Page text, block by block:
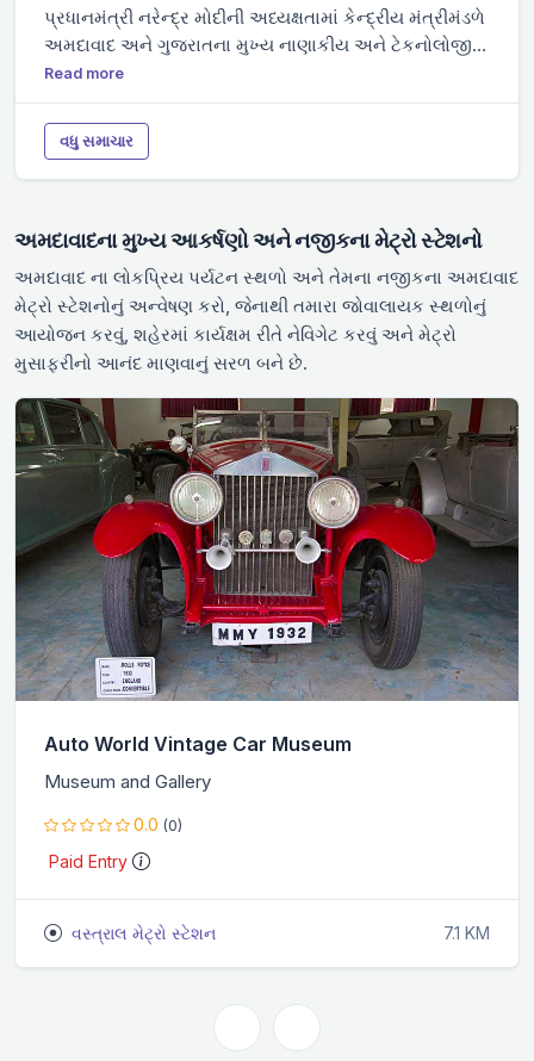
અમદાવાદ મેટ્રો ફેઝ-2 પ્રોજેક્ટ માટે છે, જ્યારે 24 આગામી
સુરત મેટ્રો સિસ્ટમ માટે તૈનાત કરવામાં આવશે. આ ટ્રેન સેટ
કોલકાતાના ટીટાગઢ ઉત્પાદન એકમમાં બનાવવામાં આવી રહ્યા
છે. અધિકારીઓએ જણાવ્યું હતું કે આ ખરીદી ગુજરાતમાં જાહેર
પરિવહન માળખાને મજબૂત બનાવવાના પ્રયાસોનો એક ભાગ
છે અને તેનાથી ઉત્પાદન ક્ષેત્રમાં રોજગાર અને કૌશલ્ય
વિકાસને વેગ મળશે, તેમજ આયાત પર નિર્ભરતા ઓછી થશે તેવી
પ્રધાનમંત્રી નરેન્દ્ર મોદીની અધ્યક્ષતામાં કેન્દ્રીય મંત્રીમંડળે
અમદાવાદ અને ગુજરાતના મુખ્ય નાણાકીય અને ટેકનોલોજી
હબ ગિફ્ટ સિટી વચ્ચે જોડાણને મજબૂત બનાવવા માટે રચાયેલ
એક મહત્વપૂર્ણ મેટ્રો રેલ વિસ્તરણને મંજૂરી આપી છે. ગિફ્ટ
સિટીથી શાહપુર સુધી ફેલાયેલો આ નવો કોરિડોર 3.33
કિલોમીટર લાંબો હશે અને તેમાં ત્રણ એલિવેટેડ સ્ટેશનો હશે,
જે ગુજરાતના મેટ્રો નેટવર્કને વધુ વિસ્તૃત કરશે.
Read more
વધુ સમાચાર
અમદાવાદના મુખ્ય આકર્ષણો અને નજીકના મેટ્રો સ્ટેશનો
અમદાવાદ ના લોકપ્રિય પર્યટન સ્થળો અને તેમના નજીકના અમદાવાદ
મેટ્રો સ્ટેશનોનું અન્વેષણ કરો, જેનાથી તમારા જોવાલાયક સ્થળોનું
આયોજન કરવું, શહેરમાં કાર્યક્ષમ રીતે નેવિગેટ કરવું અને મેટ્રો
મુસાફરીનો આનંદ માણવાનું સરળ બને છે.
Auto World Vintage Car Museum
Museum and Gallery
0.0 (0)
Paid Entry
વસ્ત્રાલ મેટ્રો સ્ટેશન 7.1 KM